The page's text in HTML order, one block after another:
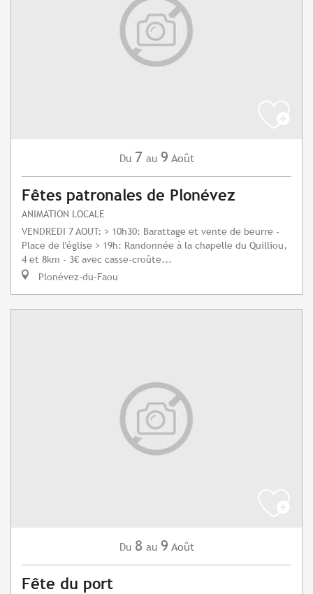
Du 7 au 9 Août
Fêtes patronales de Plonévez
ANIMATION LOCALE
VENDREDI 7 AOUT: > 10h30: Barattage et vente de beurre -
Place de l'église > 19h: Randonnée à la chapelle du Quilliou,
4 et 8km - 3€ avec casse-croûte...
Plonévez-du-Faou
Du 8 au 9 Août
Fête du port